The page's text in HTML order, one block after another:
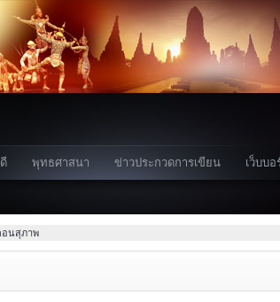
พุทธศาสนา ข่าวประกวดการเขียน เว็บบอ
อนสุภาพ